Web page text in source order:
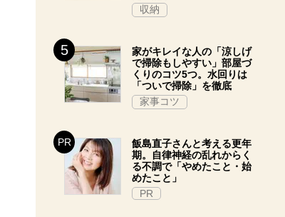
収納
家がキレイな人の「涼しげ
で掃除もしやすい」部屋づ
くりのコツ5つ。水回りは
「ついで掃除」を徹底
家事コツ
飯島直子さんと考える更年
期。自律神経の乱れからく
る不調で「やめたこと・始
めたこと」
PR